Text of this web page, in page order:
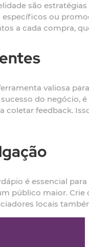
são
ou
a cada compra,
valiosa
do negócio,
coletar feedback.
é essencial
público maior.
locais